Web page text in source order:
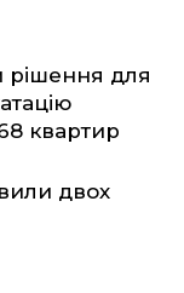
рішення для
квартир
двох